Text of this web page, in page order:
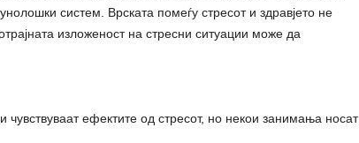
систем. Врската помеѓу стресот и здравјето не
изложеност на стресни ситуации може да
чувствуваат ефектите од стресот, но некои занимања носат